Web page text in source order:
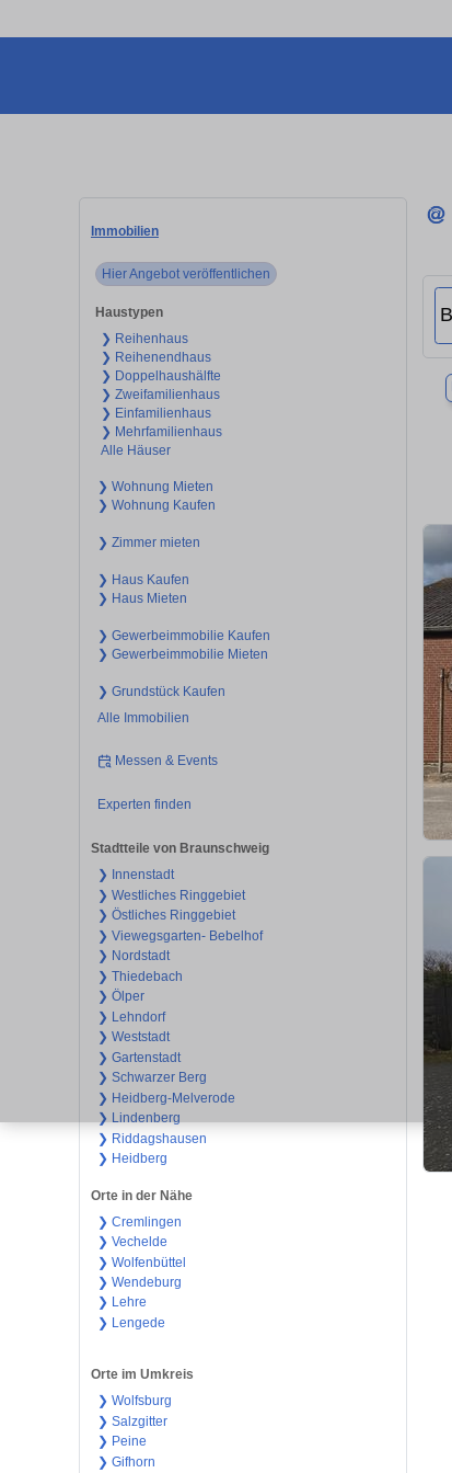
Immobilien
Hier Angebot veröffentlichen
Haustypen
❯ Reihenhaus
❯ Reihenendhaus
❯ Doppelhaushälfte
❯ Zweifamilienhaus
❯ Einfamilienhaus
❯ Mehrfamilienhaus
Alle Häuser
❯ Wohnung Mieten
❯ Wohnung Kaufen
❯ Zimmer mieten
❯ Haus Kaufen
❯ Haus Mieten
❯ Gewerbeimmobilie Kaufen
❯ Gewerbeimmobilie Mieten
❯ Grundstück Kaufen
Alle Immobilien
Messen & Events
Experten finden
Stadtteile von Braunschweig
❯ Innenstadt
❯ Westliches Ringgebiet
❯ Östliches Ringgebiet
❯ Viewegsgarten- Bebelhof
❯ Nordstadt
❯ Thiedebach
❯ Ölper
❯ Lehndorf
❯ Weststadt
❯ Gartenstadt
❯ Schwarzer Berg
❯ Heidberg-Melverode
❯ Lindenberg
❯ Riddagshausen
❯ Heidberg
Orte in der Nähe
❯ Cremlingen
❯ Vechelde
❯ Wolfenbüttel
❯ Wendeburg
❯ Lehre
❯ Lengede
Orte im Umkreis
❯ Wolfsburg
❯ Salzgitter
❯ Peine
❯ Gifhorn